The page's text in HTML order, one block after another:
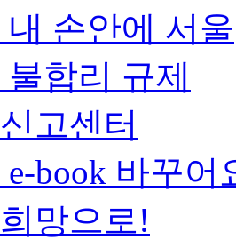
내 손안에 서울
불합리 규제
신고센터
e-book 바꾸어
희망으로!